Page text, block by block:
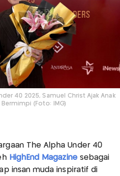
40 2025, Samuel Christ Ajak Anak
Bermimpi (Foto: IMG)
The Alpha Under 40
HighEnd Magazinesebagai
insan muda inspiratif di